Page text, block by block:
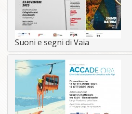
Suoni e segni di Vaia